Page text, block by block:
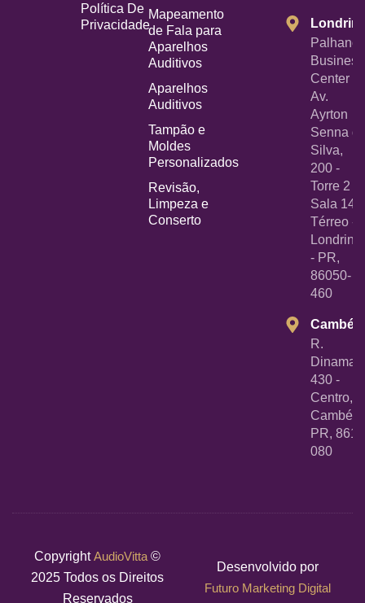
Política De
Privacidade
Mapeamento
de Fala para
Aparelhos
Auditivos
Aparelhos
Auditivos
Tampão e
Moldes
Personalizados
Revisão,
Limpeza e
Conserto
Palhano
Business
Center -
Av.
Ayrton
Senna
Silva,
200 -
Torre 2 -
Sala 14
Térreo -
Londrina
- PR,
86050-
460
Cambé
R.
430 -
Centro,
Cambé -
PR,
080
CopyrightAudioVitta ©
2025 Todos os Direitos
Reservados
Desenvolvido por
Futuro Marketing Digital